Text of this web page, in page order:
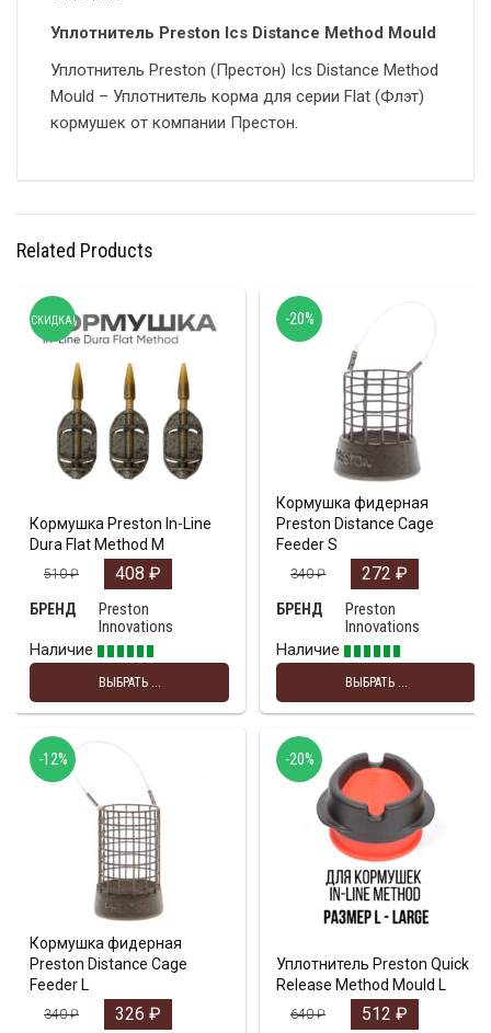
Уплотнитель Preston Ics Distance Method Mould
Уплотнитель Preston (Престон) Ics Distance Method
Mould – Уплотнитель корма для серии Flat (Флэт)
кормушек от компании Престон.
Related Products
Кормушка Рreston In-Line
Dura Flat Method M
510₽ 408 ₽
БРЕНД
Preston
Innovations
Наличие
ВЫБРАТЬ ...
СКИДКА!
Кормушка фидерная
Preston Distance Cage
Feeder S
340₽ 272 ₽
БРЕНД
Preston
Innovations
Наличие
ВЫБРАТЬ ...
-20%
Кормушка фидерная
Preston Distance Cage
Feeder L
340₽ 326 ₽
-12%
Уплотнитель Preston Quick
Release Method Mould L
640₽ 512 ₽
-20%